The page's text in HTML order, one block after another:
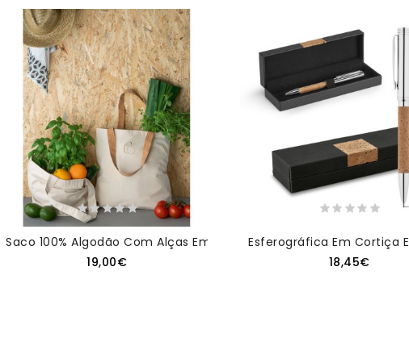
Saco 100% Algodão Com Alças Em Cortiça Personalizado
19,00€
Esferográfica Em Cortiça
18,45€